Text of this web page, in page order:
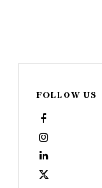
FOLLOW US